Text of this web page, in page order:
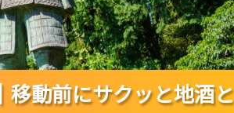
動前にサクッと地酒と
動前にサクッと地酒と
動前にサクッと地酒と